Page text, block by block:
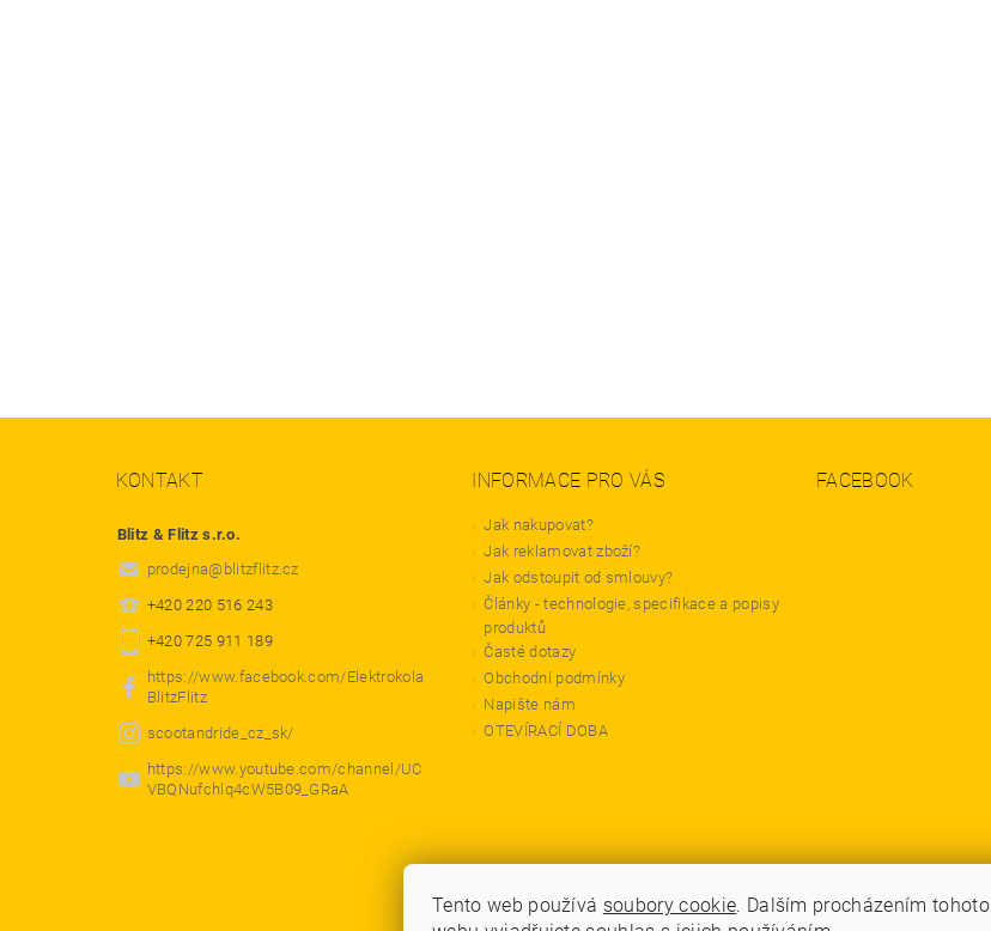
KONTAKT
Blitz & Flitz s.r.o.
prodejna@ blitzflitz.cz
+420 220 516 243
+420 725 911 189
https://www.facebook.com/Elektrokola
BlitzFlitz
scootandride_cz_sk/
https://www.youtube.com/channel/UC
VBQNufchlq4cW5B09_GRaA
INFORMACE PRO VÁS
Jak nakupovat?
Jak reklamovat zboží?
Jak odstoupit od smlouvy?
Články - technologie, specifikace a popisy
produktů
Časté dotazy
Obchodní podmínky
Napište nám
OTEVÍRACÍ DOBA
FACEBOOK
GDPR - Souhlas se zpracováním osobních údajů
Tento web používá soubory cookie. Dalším procházením tohoto